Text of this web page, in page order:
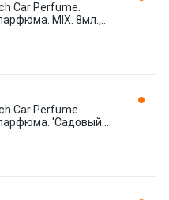
Сar Perfume.
MIX. 8мл.,
Сar Perfume.
'Садовый